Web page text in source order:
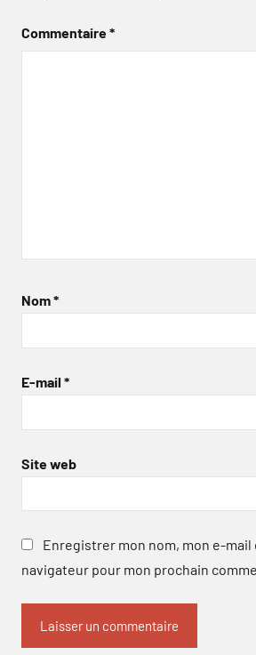
Commentaire*
Nom*
E-mail *
Site web
Enregistrer mon nom, mon e-mail
navigateur pour mon prochain